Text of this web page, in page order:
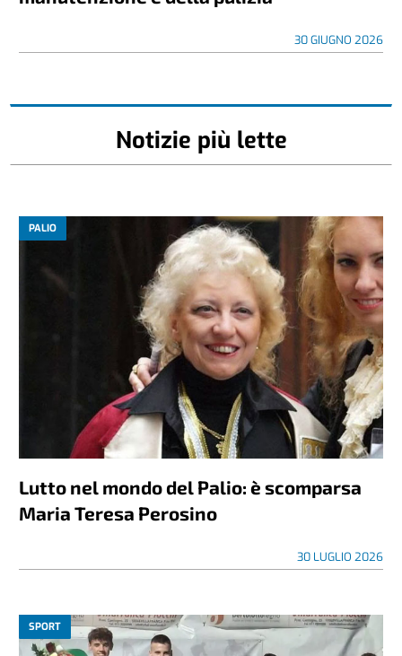
30 GIUGNO 2026
Notizie più lette
PALIO
Lutto nel mondo del Palio: è scomparsa
Maria Teresa Perosino
30 LUGLIO 2026
SPORT